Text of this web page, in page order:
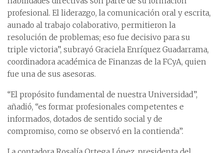
profesional. El liderazgo, la comunicación oral y escrita,
aunado al trabajo colaborativo, permitieron la
resolución de problemas; eso fue decisivo para su
triple victoria”, subrayó Graciela Enríquez Guadarrama,
coordinadora académica de Finanzas de la FCyA, quien
fue una de sus asesoras.
“El propósito fundamental de nuestra Universidad”,
añadió, “es formar profesionales competentes e
informados, dotados de sentido social y de
compromiso, como se observó en la contienda”.